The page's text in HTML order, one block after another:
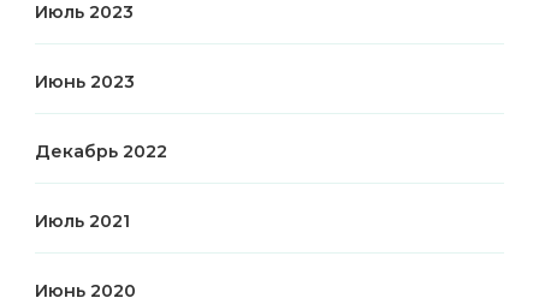
Июль 2023
Июнь 2023
Декабрь 2022
Июль 2021
Июнь 2020